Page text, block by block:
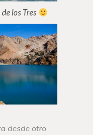
los Tres
desde otro